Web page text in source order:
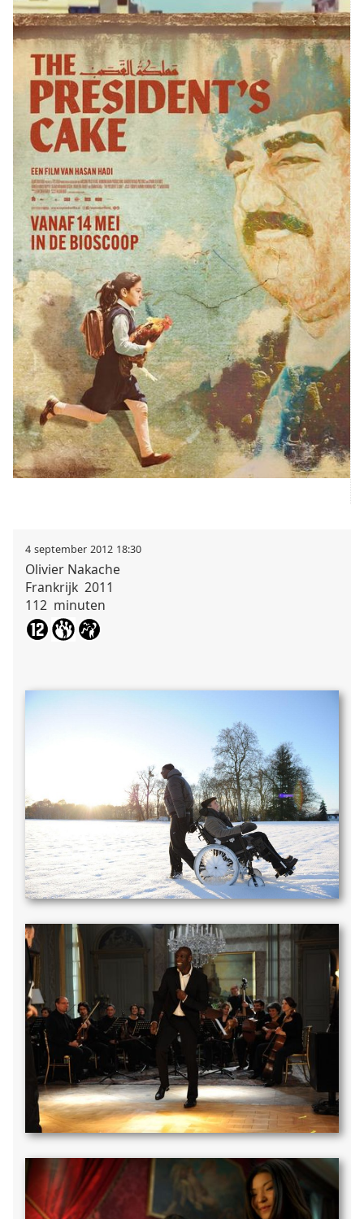
4 september 2012 18:30
Olivier Nakache
Frankrijk 2011
112 minuten